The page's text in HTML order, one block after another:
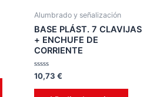
Alumbrado y señalización
BASE PLÁST. 7 CLAVIJAS
+ ENCHUFE DE
CORRIENTE
Valorado
en
0
10,73 €